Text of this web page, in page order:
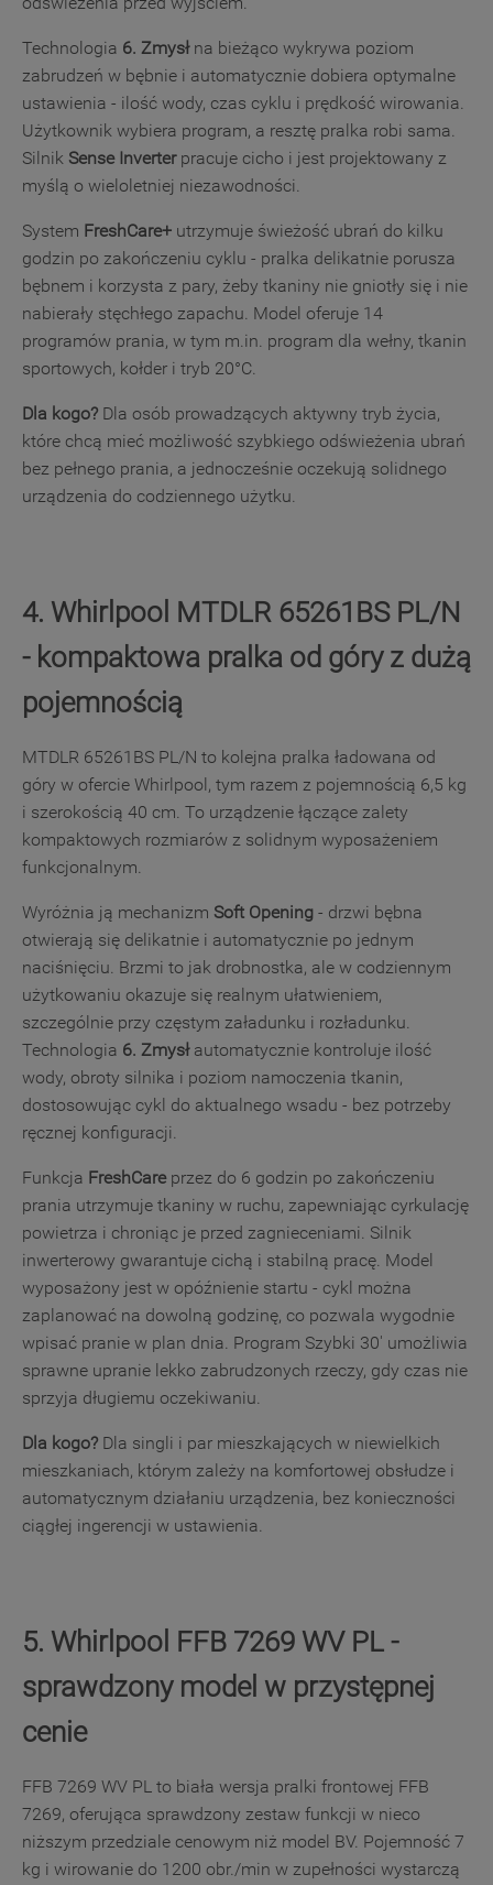
Technologia 6. Zmysłna bieżąco wykrywa poziom
zabrudzeń w bębnie i automatycznie dobiera optymalne
ustawienia - ilość wody, czas cyklu i prędkość wirowania.
Użytkownik wybiera program, a resztę pralka robi sama.
Silnik Sense Inverterpracuje cicho i jest projektowany z
myślą o wieloletniej niezawodności.
System FreshCare+ utrzymuje świeżość ubrań do kilku
godzin po zakończeniu cyklu - pralka delikatnie porusza
bębnem i korzysta z pary, żeby tkaniny nie gniotły się i nie
nabierały stęchłego zapachu. Model oferuje 14
programów prania, w tym m.in. program dla wełny, tkanin
sportowych, kołder i tryb 20°C.
Dla kogo? Dla osób prowadzących aktywny tryb życia,
które chcą mieć możliwość szybkiego odświeżenia ubrań
bez pełnego prania, a jednocześnie oczekują solidnego
urządzenia do codziennego użytku.
4. Whirlpool MTDLR 65261BS PL/N
- kompaktowa pralka od góry z dużą
pojemnością
MTDLR 65261BS PL/N to kolejna pralka ładowana od
góry w ofercie Whirlpool, tym razem z pojemnością 6,5 kg
i szerokością 40 cm. To urządzenie łączące zalety
kompaktowych rozmiarów z solidnym wyposażeniem
funkcjonalnym.
Wyróżnia ją mechanizm Soft Opening - drzwi bębna
otwierają się delikatnie i automatycznie po jednym
naciśnięciu. Brzmi to jak drobnostka, ale w codziennym
użytkowaniu okazuje się realnym ułatwieniem,
szczególnie przy częstym załadunku i rozładunku.
Technologia 6. Zmysłautomatycznie kontroluje ilość
wody, obroty silnika i poziom namoczenia tkanin,
dostosowując cykl do aktualnego wsadu - bez potrzeby
ręcznej konfiguracji.
Funkcja FreshCareprzez do 6 godzin po zakończeniu
prania utrzymuje tkaniny w ruchu, zapewniając cyrkulację
powietrza i chroniąc je przed zagnieceniami. Silnik
inwerterowy gwarantuje cichą i stabilną pracę. Model
wyposażony jest w opóźnienie startu - cykl można
zaplanować na dowolną godzinę, co pozwala wygodnie
wpisać pranie w plan dnia. Program Szybki 30' umożliwia
sprawne upranie lekko zabrudzonych rzeczy, gdy czas nie
sprzyja długiemu oczekiwaniu.
Dla kogo? Dla singli i par mieszkających w niewielkich
mieszkaniach, którym zależy na komfortowej obsłudze i
automatycznym działaniu urządzenia, bez konieczności
ciągłej ingerencji w ustawienia.
5. Whirlpool FFB 7269 WV PL -
sprawdzony model w przystępnej
cenie
FFB 7269 WV PL to biała wersja pralki frontowej FFB
7269, oferująca sprawdzony zestaw funkcji w nieco
niższym przedziale cenowym niż model BV. Pojemność 7
kg i wirowanie do 1200 obr./min w zupełności wystarczą